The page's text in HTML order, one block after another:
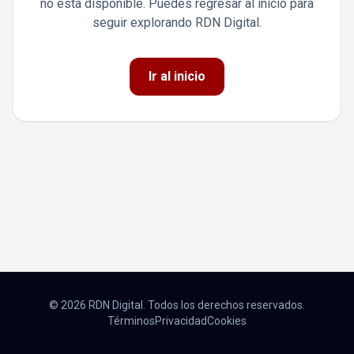
no está disponible. Puedes regresar al inicio para
seguir explorando RDN Digital.
Ir al inicio
© 2026 RDN Digital. Todos los derechos reservados.
TérminosPrivacidadCookies